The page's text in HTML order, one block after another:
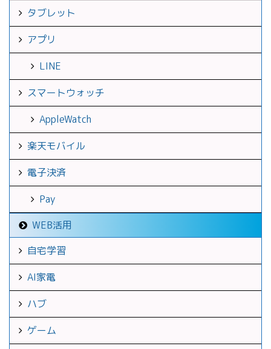
タブレット
アプリ
LINE
スマートウォッチ
AppleWatch
楽天モバイル
電子決済
Pay
WEB活用
自宅学習
AI家電
ハブ
ゲーム